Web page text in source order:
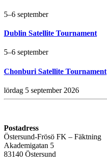
5–6 september
Dublin Satellite Tournament
5–6 september
Chonburi Satellite Tournament
lördag 5 september 2026
Postadress
Östersund-Frösö FK – Fäktning
Akademigatan 5
83140 Östersund